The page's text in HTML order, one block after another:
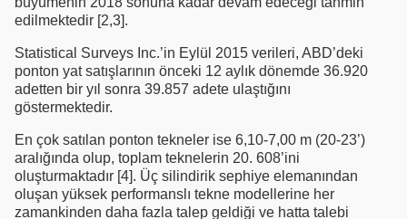
edilmektedir [2,3].
Statistical Surveys Inc.’in Eylül 2015 verileri, ABD’deki
ponton yat satışlarının önceki 12 aylık dönemde 36.920
adetten bir yıl sonra 39.857 adete ulaştığını
göstermektedir.
En çok satılan ponton tekneler ise 6,10-7,00 m (20-23’)
aralığında olup, toplam teknelerin 20. 608’ini
oluşturmaktadır [4]. Üç silindirik sephiye elemanından
oluşan yüksek performanslı tekne modellerine her
zamankinden daha fazla talep geldiği ve hatta talebi